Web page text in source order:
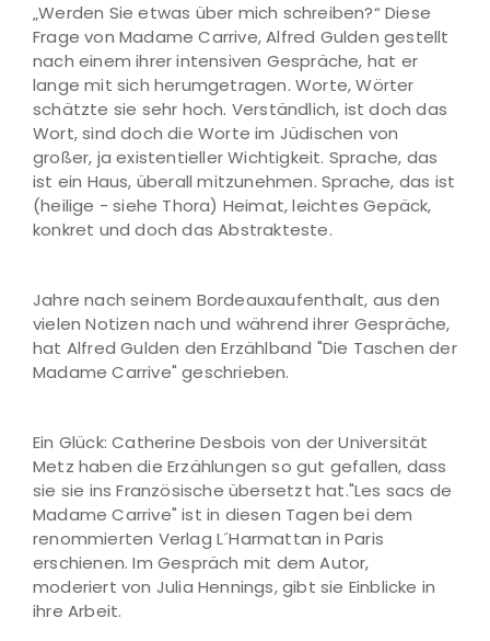
„Werden Sie etwas über mich schreiben?“ Diese
Frage von Madame Carrive, Alfred Gulden gestellt
nach einem ihrer intensiven Gespräche, hat er
lange mit sich herumgetragen. Worte, Wörter
schätzte sie sehr hoch. Verständlich, ist doch das
Wort, sind doch die Worte im Jüdischen von
großer, ja existentieller Wichtigkeit. Sprache, das
ist ein Haus, überall mitzunehmen. Sprache, das ist
(heilige - siehe Thora) Heimat, leichtes Gepäck,
konkret und doch das Abstrakteste.
Jahre nach seinem Bordeauxaufenthalt, aus den
vielen Notizen nach und während ihrer Gespräche,
hat Alfred Gulden den Erzählband "Die Taschen der
Madame Carrive" geschrieben.
Ein Glück: Catherine Desbois von der Universität
Metz haben die Erzählungen so gut gefallen, dass
sie sie ins Französische übersetzt hat."Les sacs de
Madame Carrive" ist in diesen Tagen bei dem
renommierten Verlag L´Harmattan in Paris
erschienen. Im Gespräch mit dem Autor,
moderiert von Julia Hennings, gibt sie Einblicke in
ihre Arbeit.